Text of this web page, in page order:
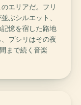
エリアだ。フリ
ぶシルエット、
憶を宿した路地
プシリはその夜
まで続く音楽